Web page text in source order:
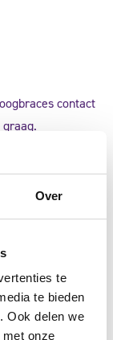
Over
te
te bieden
Ook delen we
onze
contact